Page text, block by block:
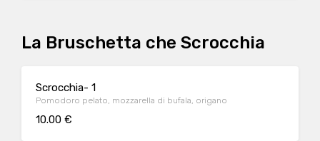
La Bruschetta che Scrocchia
Scrocchia- 1
Pomodoro pelato, mozzarella di bufala, origano
10.00 €